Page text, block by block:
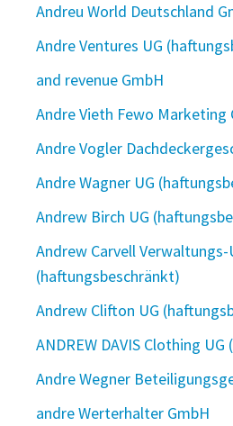
Andreu World Deutschland
Andre Ventures UG
and revenue GmbH
Andre Vieth Fewo Marketing
Andre Vogler
Andre Wagner UG
Andrew Birch UG
Andrew Carvell Verwaltungs-
(haftungsbeschränkt)
Andrew Clifton UG
ANDREW DAVIS Clothing
Andre Wegner
andre Werterhalter GmbH